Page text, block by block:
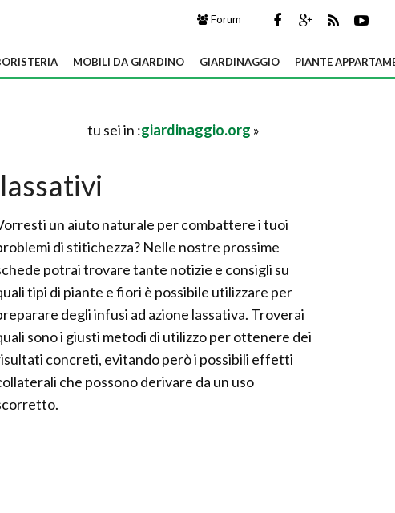
Forum
MOBILI DA GIARDINO GIARDINAGGIO PIANTE
tu sei in :giardinaggio.org »
un aiuto naturale per combattere i tuoi
di stitichezza? Nelle nostre prossime
potrai trovare tante notizie e consigli su
tipi di piante e fiori è possibile utilizzare per
degli infusi ad azione lassativa. Troverai
sono i giusti metodi di utilizzo per ottenere dei
concreti, evitando però i possibili effetti
che possono derivare da un uso